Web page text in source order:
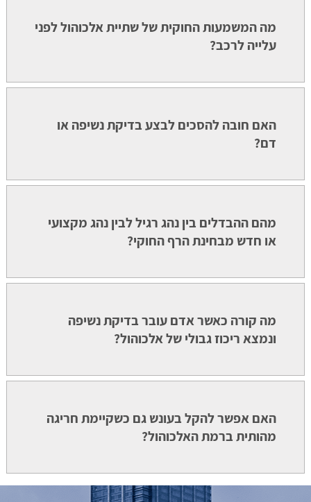
מה המשמעות החוקית של שתיית אלכוהול לפני
עלייה לרכב?
האם חובה להסכים לבצע בדיקת נשיפה או
דם?
מהם ההבדלים בין נהג רגיל לבין נהג מקצועי
או חדש מבחינת הרף החוקי?
מה קורה כאשר אדם עובר בדיקת נשיפה
ונמצא ריכוז גבולי של אלכוהול?
האם אפשר להקל בעונש גם כשקיימת חריגה
מהותית ברמת האלכוהול?